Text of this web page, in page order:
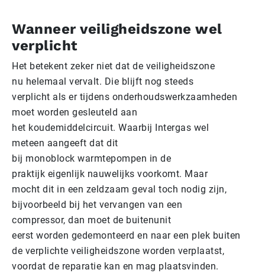
Wanneer veiligheidszone wel
verplicht
Het betekent zeker niet dat de veiligheidszone
nu helemaal vervalt. Die blijft nog steeds
verplicht als er tijdens onderhoudswerkzaamheden
moet worden gesleuteld aan
het koudemiddelcircuit. Waarbij Intergas wel
meteen aangeeft dat dit
bij monoblock warmtepompen in de
praktijk eigenlijk nauwelijks voorkomt. Maar
mocht dit in een zeldzaam geval toch nodig zijn,
bijvoorbeeld bij het vervangen van een
compressor, dan moet de buitenunit
eerst worden gedemonteerd en naar een plek buiten
de verplichte veiligheidszone worden verplaatst,
voordat de reparatie kan en mag plaatsvinden.